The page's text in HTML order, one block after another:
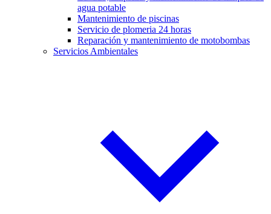
agua potable
Mantenimiento de piscinas
Servicio de plomeria 24 horas
Reparación y mantenimiento de motobombas
Servicios Ambientales